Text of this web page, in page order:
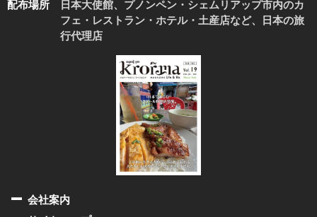
配布場所
日本大使館、プノンペン・シェムリアップ市内のカ
フェ・レストラン・ホテル・土産店など、日本の旅
行代理店
会社案内